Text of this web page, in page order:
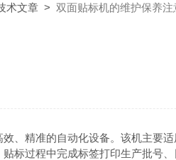
术文章 > 双面贴标机的维护保养注
精准的自动化设备。该机主要适
标过程中完成标签打印生产批号